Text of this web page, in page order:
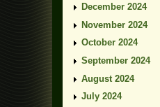
December 2024
November 2024
October 2024
September 2024
August 2024
July 2024